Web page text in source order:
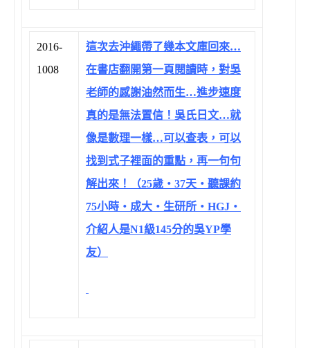
2016-
1008
這次去沖繩帶了幾本文庫回來…
在書店翻開第一頁閱讀時，對吳
老師的感謝油然而生…進步速度
真的是無法置信！吳氏日文…就
像是數理一樣…可以查表，可以
找到式子裡面的重點，再一句句
解出來！（25歲‧37天‧聽課約
75小時‧成大‧生研所‧HGJ‧
介紹人是N1級145分的吳YP學
友）